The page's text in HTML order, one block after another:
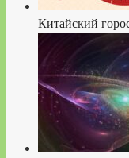
Китайский